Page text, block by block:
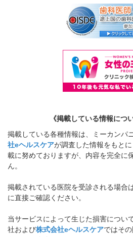
《掲載している情報につ
掲載している各種情報は、ミーカンパ
社eヘルスケアが調査した情報をもと
載に努めておりますが、内容を完全に
ん。
掲載されている医院を受診される場合
に直接ご確認ください。
当サービスによって生じた損害につい
社および株式会社eヘルスケアではそ